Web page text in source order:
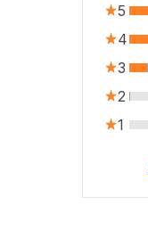
5
4
3
2
1